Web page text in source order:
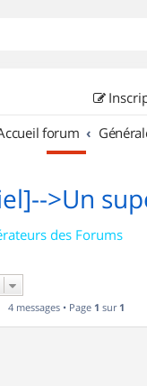
forum
>Un
des Forums
4 messages • Page 1 sur 1